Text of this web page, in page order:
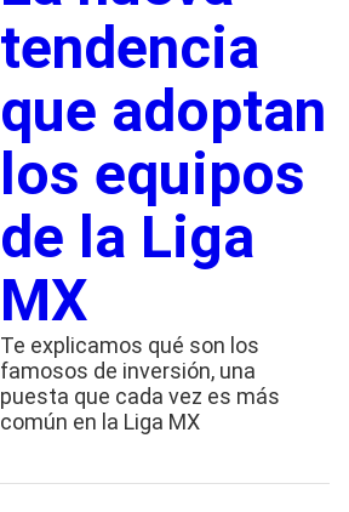
tendencia
que adoptan
los equipos
de la Liga
MX
Te explicamos qué son los
famosos de inversión, una
puesta que cada vez es más
común en la Liga MX